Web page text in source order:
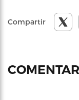
Compartir